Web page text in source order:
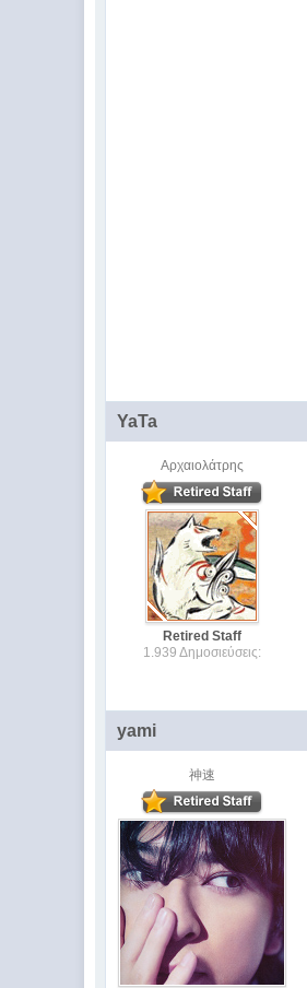
YaTa
Αρχαιολάτρης
Retired Staff
1.939 Δημοσιεύσεις:
yami
神速